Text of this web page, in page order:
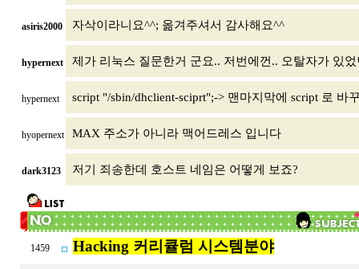
asiris2000 자삭이라니요^^; 옮겨주셔서 감사해요^^
hypernext 제가 리눅스 질문한거 군요.. 저번에껀.. 오탈자가 있
hypernext script "/sbin/dhclient-sciprt";-> 맨마지막에 script 로 바
hyopernext MAX 주소가 아니라 맥어드레스 입니다
dark3123 저기 죄송한데 호스트 네임은 어떻게 보죠?
1459 Hacking 커리큘럼 시스템분야